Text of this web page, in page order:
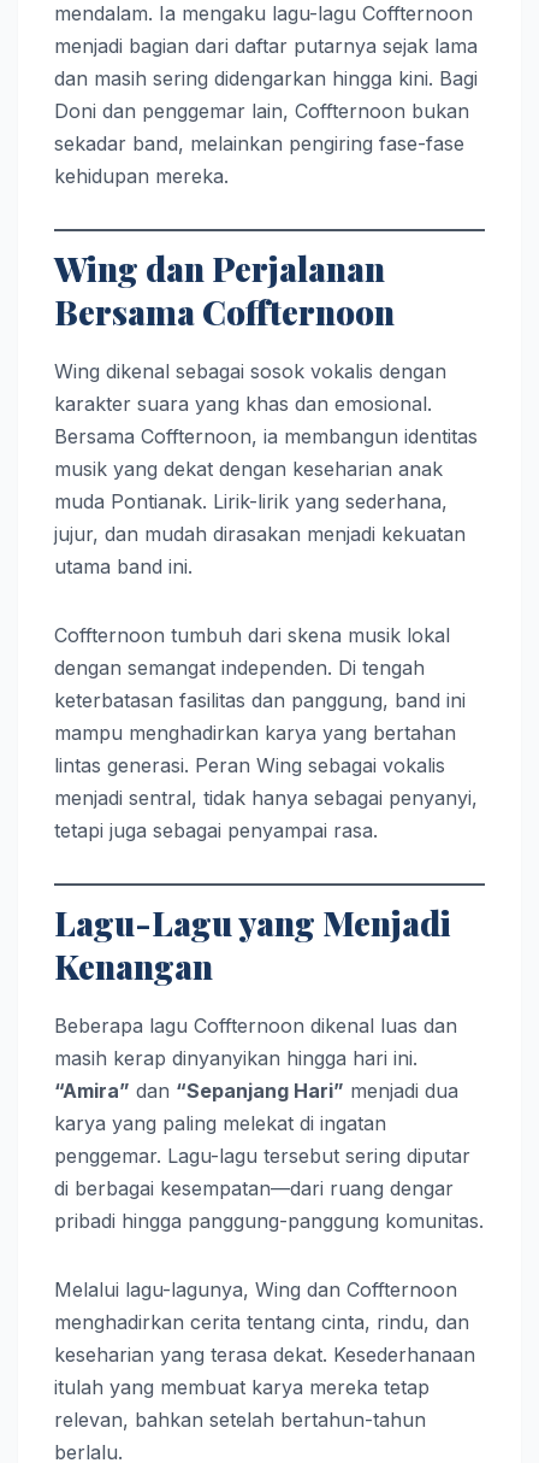
mendalam. Ia mengaku lagu-lagu Coffternoon
menjadi bagian dari daftar putarnya sejak lama
dan masih sering didengarkan hingga kini. Bagi
Doni dan penggemar lain, Coffternoon bukan
sekadar band, melainkan pengiring fase-fase
kehidupan mereka.
Wing dan Perjalanan
Bersama Coffternoon
Wing dikenal sebagai sosok vokalis dengan
karakter suara yang khas dan emosional.
Bersama Coffternoon, ia membangun identitas
musik yang dekat dengan keseharian anak
muda Pontianak. Lirik-lirik yang sederhana,
jujur, dan mudah dirasakan menjadi kekuatan
utama band ini.
Coffternoon tumbuh dari skena musik lokal
dengan semangat independen. Di tengah
keterbatasan fasilitas dan panggung, band ini
mampu menghadirkan karya yang bertahan
lintas generasi. Peran Wing sebagai vokalis
menjadi sentral, tidak hanya sebagai penyanyi,
tetapi juga sebagai penyampai rasa.
Lagu-Lagu yang Menjadi
Kenangan
Beberapa lagu Coffternoon dikenal luas dan
masih kerap dinyanyikan hingga hari ini.
“Amira” dan “Sepanjang Hari” menjadi dua
karya yang paling melekat di ingatan
penggemar. Lagu-lagu tersebut sering diputar
di berbagai kesempatan—dari ruang dengar
pribadi hingga panggung-panggung komunitas.
Melalui lagu-lagunya, Wing dan Coffternoon
menghadirkan cerita tentang cinta, rindu, dan
keseharian yang terasa dekat. Kesederhanaan
itulah yang membuat karya mereka tetap
relevan, bahkan setelah bertahun-tahun
berlalu.